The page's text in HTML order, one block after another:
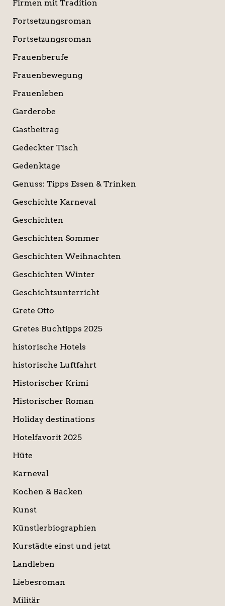
Firmen mit Tradition
Fortsetzungsroman
Fortsetzungsroman
Frauenberufe
Frauenbewegung
Frauenleben
Garderobe
Gastbeitrag
Gedeckter Tisch
Gedenktage
Genuss: Tipps Essen & Trinken
Geschichte Karneval
Geschichten
Geschichten Sommer
Geschichten Weihnachten
Geschichten Winter
Geschichtsunterricht
Grete Otto
Gretes Buchtipps 2025
historische Hotels
historische Luftfahrt
Historischer Krimi
Historischer Roman
Holiday destinations
Hotelfavorit 2025
Hüte
Karneval
Kochen & Backen
Kunst
Künstlerbiographien
Kurstädte einst und jetzt
Landleben
Liebesroman
Militär